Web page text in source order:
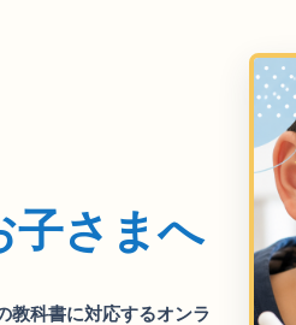
子さまへ
教科書に対応するオンラ